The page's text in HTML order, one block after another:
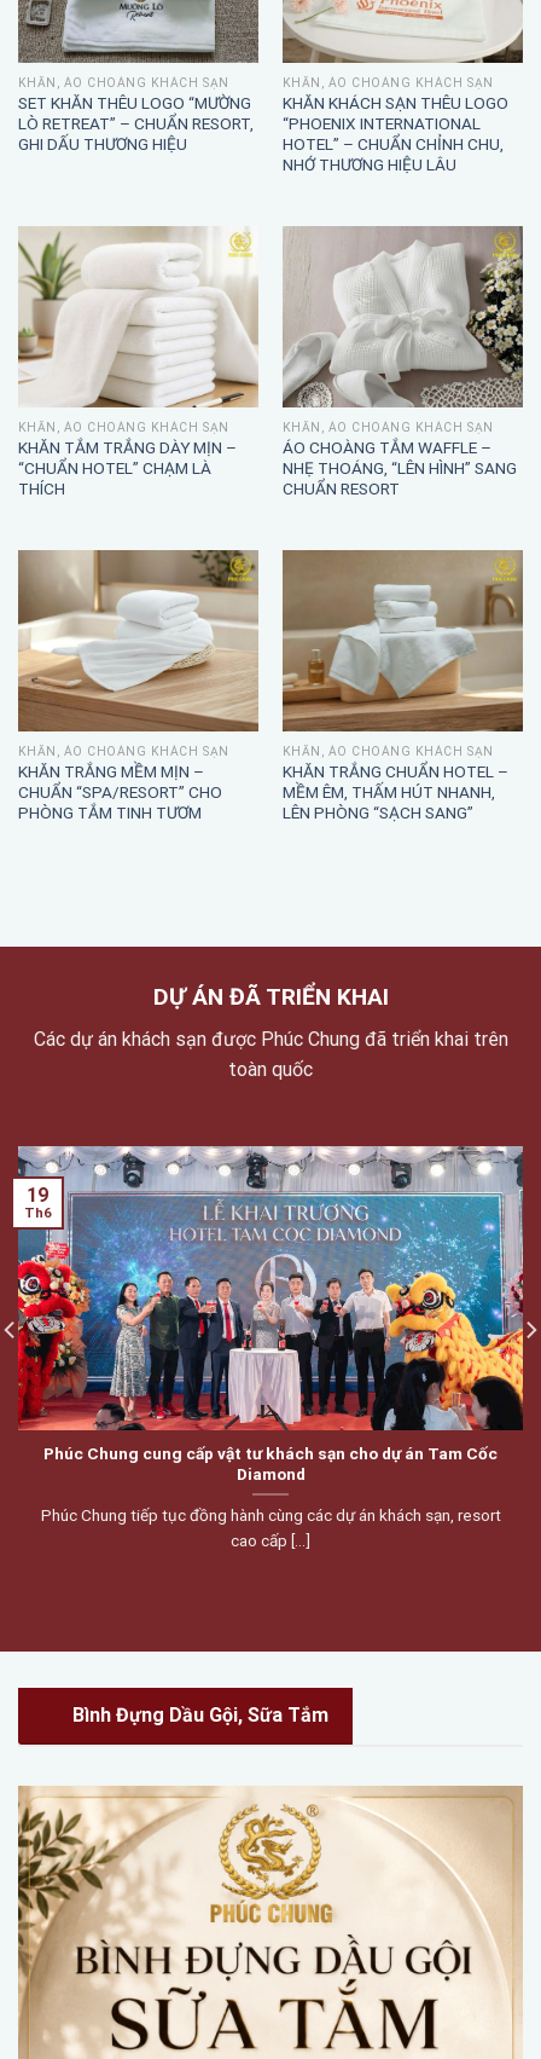
KHĂN, ÁO CHOÀNG KHÁCH SẠN
SET KHĂN THÊU LOGO “MƯỜNG
LÒ RETREAT” – CHUẨN RESORT,
GHI DẤU THƯƠNG HIỆU
KHĂN, ÁO CHOÀNG KHÁCH SẠN
KHĂN KHÁCH SẠN THÊU LOGO
“PHOENIX INTERNATIONAL
HOTEL” – CHUẨN CHỈNH CHU,
NHỚ THƯƠNG HIỆU LÂU
KHĂN, ÁO CHOÀNG KHÁCH SẠN
KHĂN TẮM TRẮNG DÀY MỊN –
“CHUẨN HOTEL” CHẠM LÀ
THÍCH
KHĂN, ÁO CHOÀNG KHÁCH SẠN
ÁO CHOÀNG TẮM WAFFLE –
NHẸ THOÁNG, “LÊN HÌNH” SANG
CHUẨN RESORT
KHĂN, ÁO CHOÀNG KHÁCH SẠN
KHĂN TRẮNG MỀM MỊN –
CHUẨN “SPA/RESORT” CHO
PHÒNG TẮM TINH TƯƠM
KHĂN, ÁO CHOÀNG KHÁCH SẠN
KHĂN TRẮNG CHUẨN HOTEL –
MỀM ÊM, THẤM HÚT NHANH,
LÊN PHÒNG “SẠCH SANG”
DỰ ÁN ĐÃ TRIỂN KHAI
Các dự án khách sạn được Phúc Chung đã triển khai trên
toàn quốc
Phúc Chung cung cấp vật tư khách sạn cho dự án Tam Cốc
Diamond
Phúc Chung tiếp tục đồng hành cùng các dự án khách sạn, resort
cao cấp [...]
19
Th6
Bình Đựng Dầu Gội, Sữa Tắm